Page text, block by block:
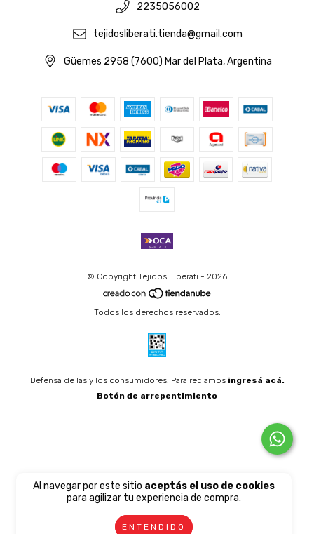
Al navegar por este sitio aceptás el uso de cookies
para agilizar tu experiencia de compra.
ENTENDIDO
2235056002
tejidosliberati.tienda@gmail.com
Güemes 2958 (7600) Mar del Plata, Argentina
© Copyright Tejidos Liberati - 2026
Todos los derechos reservados.
Defensa de las y los consumidores. Para reclamos ingresá acá.
Botón de arrepentimiento